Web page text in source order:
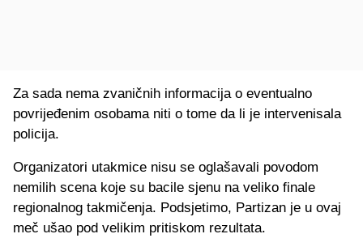
Za sada nema zvaničnih informacija o eventualno
povrijeđenim osobama niti o tome da li je intervenisala
policija.
Organizatori utakmice nisu se oglašavali povodom
nemilih scena koje su bacile sjenu na veliko finale
regionalnog takmičenja. Podsjetimo, Partizan je u ovaj
meč ušao pod velikim pritiskom rezultata.